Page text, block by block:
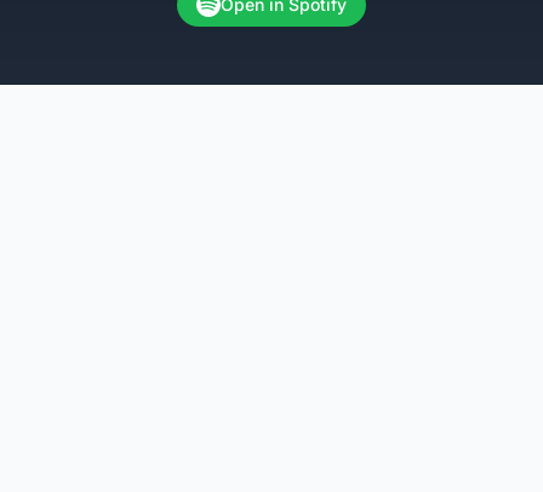
Open in Spotify